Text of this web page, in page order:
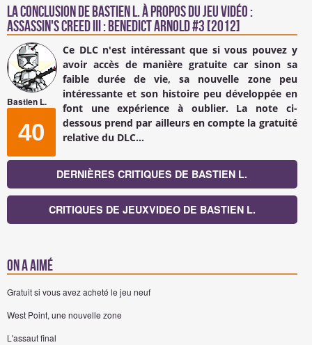
La conclusion deBastien L.à propos du Jeu Vidéo :
Assassin's Creed III : Benedict Arnold #3 [2012]
Bastien L.
40
Ce DLC n'est intéressant que si vous pouvez y
avoir accès de manière gratuite car sinon sa
faible durée de vie, sa nouvelle zone peu
intéressante et son histoire peu développée en
font une expérience à oublier. La note ci-
dessous prend par ailleurs en compte la gratuité
relative du DLC...
DERNIÈRES CRITIQUES DE BASTIEN L.
CRITIQUES DE JEUXVIDEO DE BASTIEN L.
On a aimé
Gratuit si vous avez acheté le jeu neuf
West Point, une nouvelle zone
L'assaut final